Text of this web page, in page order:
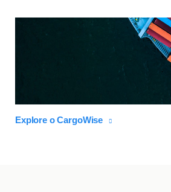
Explore o CargoWise